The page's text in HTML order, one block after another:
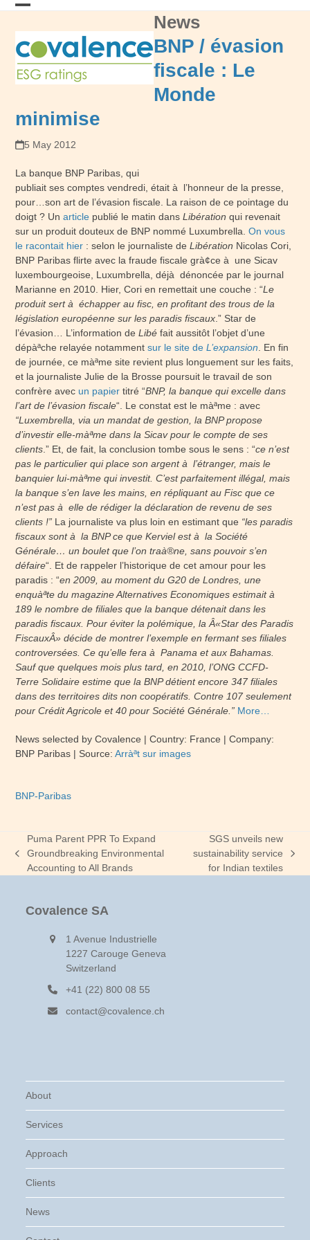
Skip
mobile
menu
mobile
menu
News
BNP / évasion
fiscale : Le
Monde
minimise
5 May 2012
La banque BNP Paribas, qui
publiait ses comptes vendredi, était à l’honneur de la presse,
pour…son art de l’évasion fiscale. La raison de ce pointage du
doigt ? Unarticle publié le matin dansLibération qui revenait
sur un produit douteux de BNP nommé Luxumbrella.On vous
le racontait hier : selon le journaliste deLibération Nicolas Cori,
BNP Paribas flirte avec la fraude fiscale grà¢ce à une Sicav
luxembourgeoise, Luxumbrella, déjà dénoncée par le journal
Marianne en 2010. Hier, Cori en remettait une couche : “Le
produit sert à échapper au fisc, en profitant des trous de la
législation européenne sur les paradis fiscaux .” Star de
l’évasion… L’information deLibé fait aussitôt l’objet d’une
dépàªche relayée notammentsur le site deL’expansion . En fin
de journée, ce màªme site revient plus longuement sur les faits,
et la journaliste Julie de la Brosse poursuit le travail de son
confrère avec un papier titré “BNP, la banque qui excelle dans
l’art de l’évasion fiscale“. Le constat est le màªme : avec
“Luxembrella, via un mandat de gestion, la BNP propose
d’investir elle-màªme dans la Sicav pour le compte de ses
clients .” Et, de fait, la conclusion tombe sous le sens : “ce n’est
pas le particulier qui place son argent à l’étranger, mais le
banquier lui-màªme qui investit. C’est parfaitement illégal, mais
la banque s’en lave les mains, en répliquant au Fisc que ce
n’est pas à elle de rédiger la déclaration de revenu de ses
clients !” La journaliste va plus loin en estimant que “les paradis
fiscaux sont à la BNP ce que Kerviel est à la Société
Générale… un boulet que l’on traà®ne, sans pouvoir s’en
défaire“. Et de rappeler l’historique de cet amour pour les
paradis : “en 2009, au moment du G20 de Londres, une
enquàªte du magazine Alternatives Economiques estimait à
189 le nombre de filiales que la banque détenait dans les
paradis fiscaux. Pour éviter la polémique, la Â«Star des Paradis
FiscauxÂ» décide de montrer l’exemple en fermant ses filiales
controversées. Ce qu’elle fera à Panama et aux Bahamas.
Sauf que quelques mois plus tard, en 2010, l’ONG CCFD-
Terre Solidaire estime que la BNP détient encore 347 filiales
dans des territoires dits non coopératifs. Contre 107 seulement
pour Crédit Agricole et 40 pour Société Générale.” More…
News selected by Covalence | Country: France | Company:
BNP Paribas | Source:Arràªt sur images
BNP-Paribas
previous
post:
Puma Parent PPR To Expand
Groundbreaking Environmental
Accounting to All Brands
next
post:
SGS unveils new
sustainability service
for Indian textiles
Covalence SA
1 Avenue Industrielle
1227 Carouge Geneva
Switzerland
+41 (22) 800 08 55
contact@covalence.ch
About
Services
Approach
Clients
News